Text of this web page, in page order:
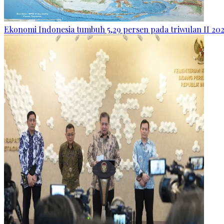
Ekonomi Indonesia tumbuh 5,29 persen pada triwulan II